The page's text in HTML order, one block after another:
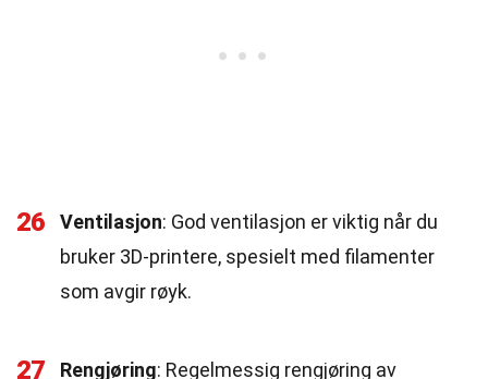
26 Ventilasjon: God ventilasjon er viktig når du
bruker 3D-printere, spesielt med filamenter
som avgir røyk.
27 Rengjøring: Regelmessig rengjøring av